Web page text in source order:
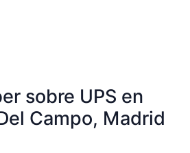
sobre UPS en
Campo, Madrid